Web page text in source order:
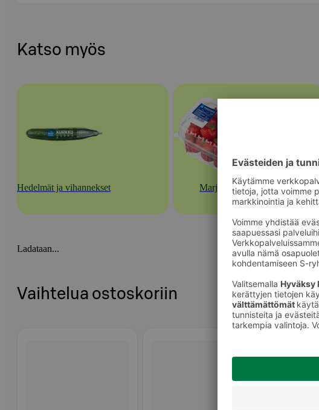
Katso myös
Hedelmät ja vihannekset Marjat
Ladataan...
Vaihtelua ostoskoriin